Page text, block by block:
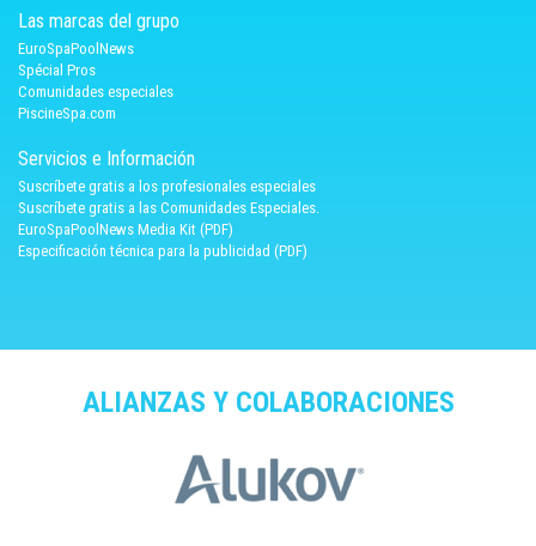
Las marcas del grupo
EuroSpaPoolNews
Spécial Pros
Comunidades especiales
PiscineSpa.com
Servicios e Información
Suscríbete gratis a los profesionales especiales
Suscríbete gratis a las Comunidades Especiales.
EuroSpaPoolNews Media Kit (PDF)
Especificación técnica para la publicidad (PDF)
ALIANZAS Y COLABORACIONES